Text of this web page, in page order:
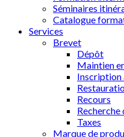
Séminaires
Catalogue
Services
Brevet
Dépôt
Maintien
Inscription
Recours
Taxes
Marque de